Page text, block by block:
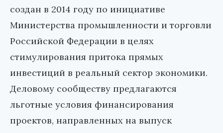
создан в 2014 году по инициативе
Министерства промышленности и торговли
Российской Федерации в целях
стимулирования притока прямых
инвестиций в реальный сектор экономики.
Деловому сообществу предлагаются
льготные условия финансирования
проектов, направленных на выпуск